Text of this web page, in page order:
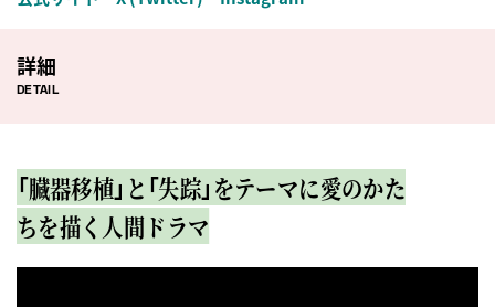
詳細
DETAIL
「臓器移植」と「失踪」をテーマに愛のかた
ちを描く人間ドラマ